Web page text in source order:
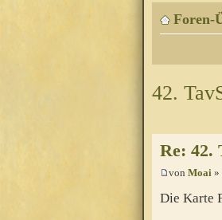
Foren-
42.
Re: 42.
von Moai »
Die Karte